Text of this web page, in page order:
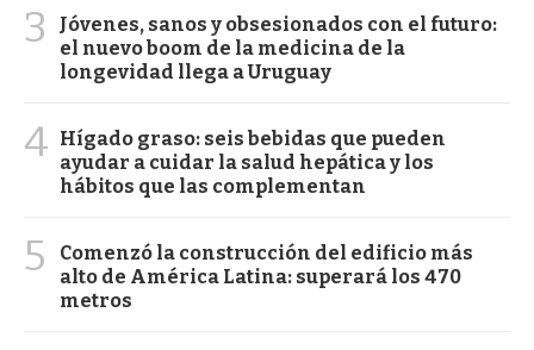
3
Jóvenes, sanos y obsesionados con el futuro:
el nuevo boom de la medicina de la
longevidad llega a Uruguay
4 Hígado graso: seis bebidas que pueden
ayudar a cuidar la salud hepática y los
hábitos que las complementan
5
Comenzó la construcción del edificio más
alto de América Latina: superará los 470
metros